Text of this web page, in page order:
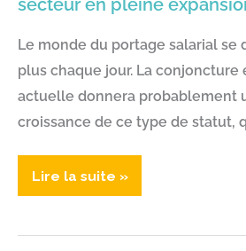
Le monde du portage salarial se
plus chaque jour. La conjoncture
actuelle donnera probablement
croissance de ce type de statut,
Le
salarial
secteur
Lire la suite »